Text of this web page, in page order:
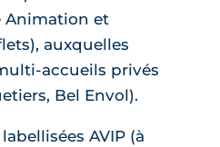
Animation et
auxquelles
accueils privés
Bel Envol).
AVIP (à